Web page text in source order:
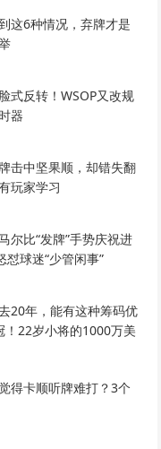
这6种情况，弃牌才是
式反转！WSOP又改规
器
击中坚果顺，却错失翻
玩家学习
尔比“发牌”手势庆祝进
怼球迷“少管闲事”
20年，能有这种筹码优
22岁小将的1000万美
得卡顺听牌难打？3个